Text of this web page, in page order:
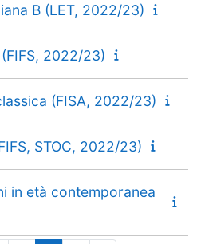
B (LET, 2022/23)
2022/23)
(FISA, 2022/23)
STOC, 2022/23)
in età contemporanea